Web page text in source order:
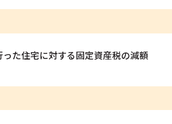
た住宅に対する固定資産税の減額